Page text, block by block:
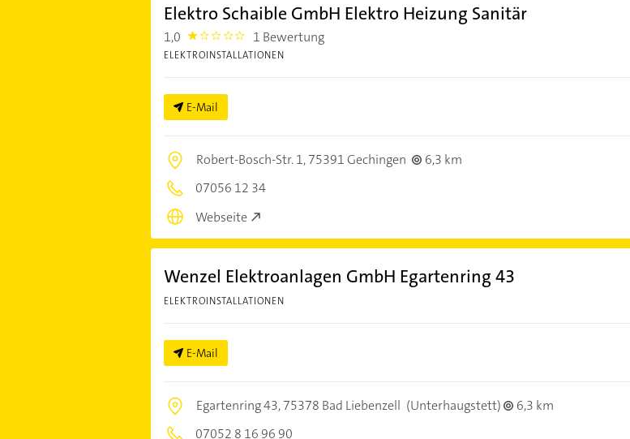
Elektro Schaible GmbH Elektro Heizung Sanitär
1,0 1.0 1 Bewertung
ELEKTROINSTALLATIONEN
E-Mail
Robert-Bosch-Str. 1,75391 Gechingen
6,3 km
07056 12 34
Webseite
Wenzel Elektroanlagen GmbH Egartenring 43
ELEKTROINSTALLATIONEN
E-Mail
Egartenring 43,75378 Bad Liebenzell (Unterhaugstett)
6,3 km
07052 8 16 96 90